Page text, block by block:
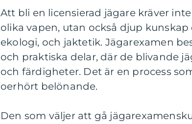
Att bli en licensierad jägare kräver
olika vapen, utan också djup
ekologi, och jaktetik. Jägarexamen
och praktiska delar, där de blivande
och färdigheter. Det är en process
oerhört belönande.
Den som väljer att gå